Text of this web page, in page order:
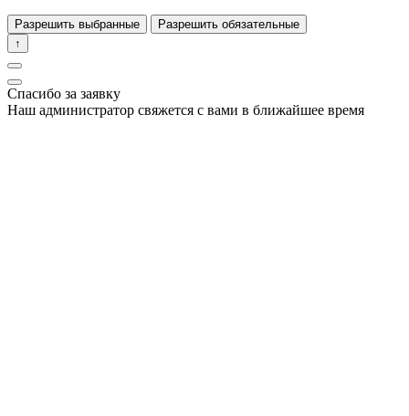
Разрешить выбранные
Разрешить обязательные
↑
Спасибо за заявку
Наш администратор свяжется с вами в ближайшее время